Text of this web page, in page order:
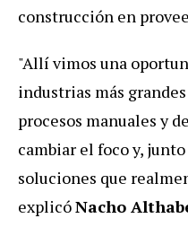
construcción en
"Allí vimos una
industrias más
procesos manuales y
cambiar el foco y, junto
soluciones que
explicóNacho